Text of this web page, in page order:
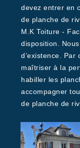
devez entrer en
de planche de
M.K Toiture -
disposition.
d’existence. Par
maîtriser à la
habiller les
accompagner
de planche de